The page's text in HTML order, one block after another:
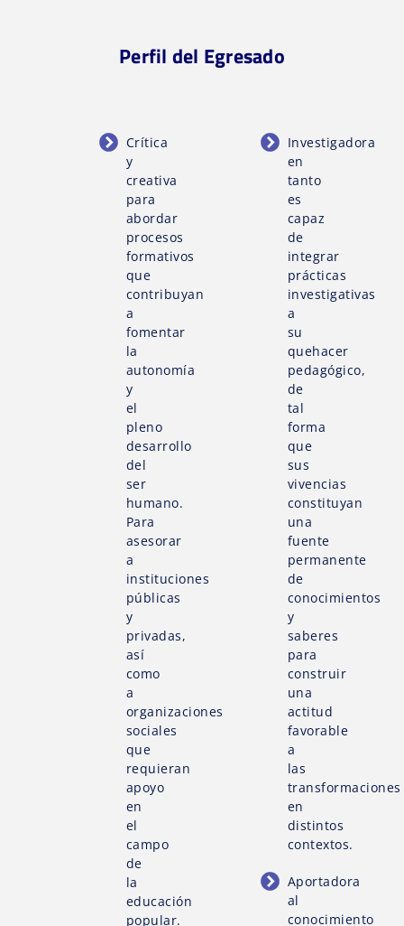
Perfil del Egresado
Crítica
y
creativa
para
abordar
procesos
formativos
que
contribuyan
a
fomentar
la
autonomía
y
el
pleno
desarrollo
del
ser
humano.
Para
asesorar
a
instituciones
públicas
y
privadas,
así
como
a
organizaciones
sociales
que
requieran
apoyo
en
el
campo
de
la
educación
popular.
Investigadora
en
tanto
es
capaz
de
integrar
prácticas
investigativas
a
su
quehacer
pedagógico,
de
tal
forma
que
sus
vivencias
constituyan
una
fuente
permanente
de
conocimientos
y
saberes
para
construir
una
actitud
favorable
a
las
transformaciones
en
distintos
contextos.
Aportadora
al
conocimiento